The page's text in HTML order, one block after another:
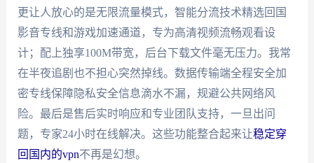
更让人放心的是无限流量模式，智能分流技术精选回国
影音专线和游戏加速通道，专为高清视频流畅观看设
计；配上独享100M带宽，后台下载文件毫无压力。我常
在半夜追剧也不担心突然掉线。数据传输端全程安全加
密专线保障隐私安全信息滴水不漏，规避公共网络风
险。最后是售后实时响应和专业团队支持，一旦出问
题，专家24小时在线解决。这些功能整合起来让稳定穿
回国内的vpn不再是幻想。